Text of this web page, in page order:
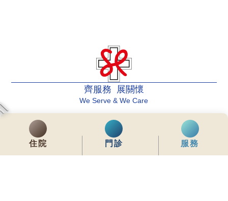
住院 門診 服務
齊服務 展關懷
We Serve & We Care
enquiry@stpaul.org.hk
(852) 2890 6008